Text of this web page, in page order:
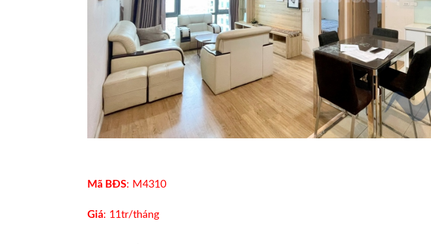
Mã BĐS: M4310
Giá: 11tr/tháng